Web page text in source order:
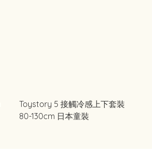
Toystory 5 接觸冷感上下套裝
80-130cm 日本童裝